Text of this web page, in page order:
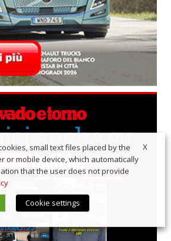
X
small text files placed by the
or mobile device, which automatically
that the user does not provide
Cookie settings